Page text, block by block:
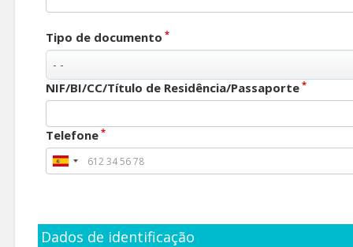
Tipo de documento *
NIF/BI/CC/Título de Residência/Passaporte *
Telefone *
Dados de identificação